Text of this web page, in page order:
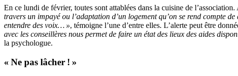
En ce lundi de février, toutes sont attablées dans la cuisine de
travers un impayé ou l’adaptation d’un logement qu’on se rend compte
entendre des voix… », témoigne l’une d’entre elles. L’alerte peut être
avec les conseillères nous permet de faire un état des lieux des aides
la psychologue.
« Ne pas lâcher ! »